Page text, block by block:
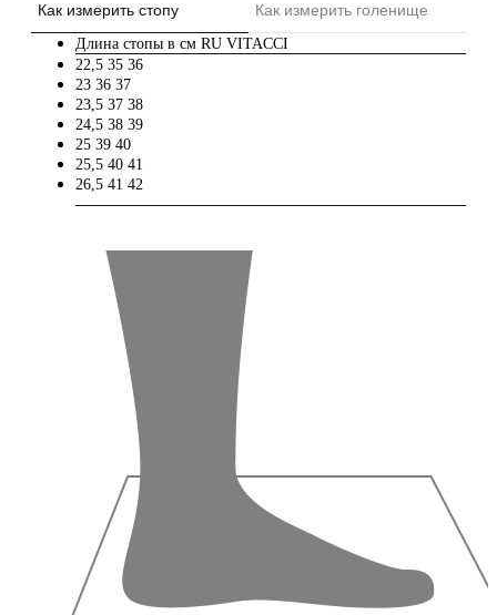
Как измерить стопу Как измерить голенище
Длина стопы в см RU VITACCI
22,5 35 36
23 36 37
23,5 37 38
24,5 38 39
25 39 40
25,5 40 41
26,5 41 42